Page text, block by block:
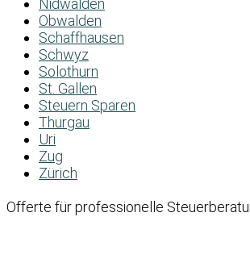
Nidwalden
Obwalden
Schaffhausen
Schwyz
Solothurn
St. Gallen
Steuern Sparen
Thurgau
Uri
Zug
Zürich
Offerte für professionelle